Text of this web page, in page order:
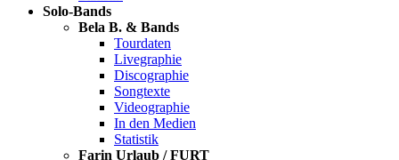
Solo-Bands
Bela B. & Bands
Tourdaten
Livegraphie
Discographie
Songtexte
Videographie
In den Medien
Statistik
Farin Urlaub / FURT